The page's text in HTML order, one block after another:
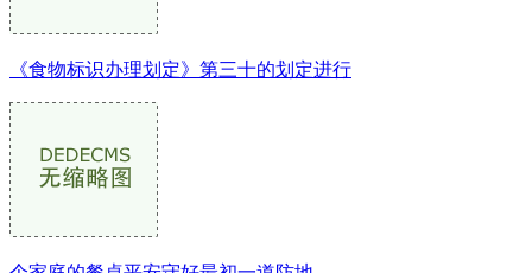
《食物标识办理划定》第三十的划定进行